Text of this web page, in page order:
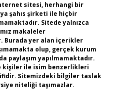
sitesi, herhangi bir
şahıs şirketi ile hiçbir
Sitede yalnızca
makaleler
Burada yer alan içerikler
olup, gerçek kurum
paylaşım yapılmamaktadır.
kişiler ile isim benzerlikleri
Sitemizdeki bilgiler taslak
niteliği taşımazlar.